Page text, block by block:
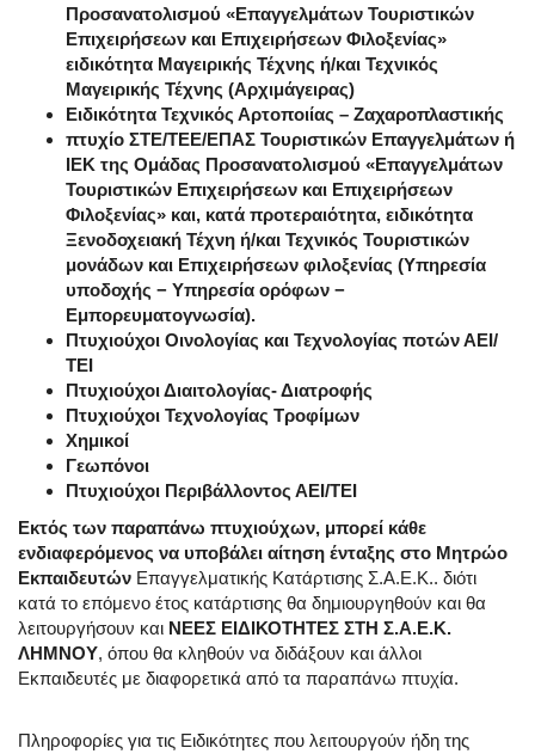
Προσανατολισμού «Επαγγελμάτων Τουριστικών
Επιχειρήσεων και Επιχειρήσεων Φιλοξενίας»
ειδικότητα Μαγειρικής Τέχνης ή/και Τεχνικός
Μαγειρικής Τέχνης (Αρχιμάγειρας)
Ειδικότητα Τεχνικός Αρτοποιίας – Ζαχαροπλαστικής
πτυχίο ΣΤΕ/ΤΕΕ/ΕΠΑΣ Τουριστικών Επαγγελμάτων ή
ΙΕΚ της Ομάδας Προσανατολισμού «Επαγγελμάτων
Τουριστικών Επιχειρήσεων και Επιχειρήσεων
Φιλοξενίας» και, κατά προτεραιότητα, ειδικότητα
Ξενοδοχειακή Τέχνη ή/και Τεχνικός Τουριστικών
μονάδων και Επιχειρήσεων φιλοξενίας (Υπηρεσία
υποδοχής − Υπηρεσία ορόφων −
Εμπορευματογνωσία).
Πτυχιούχοι Οινολογίας και Τεχνολογίας ποτών ΑΕΙ/
ΤΕΙ
Πτυχιούχοι Διαιτολογίας- Διατροφής
Πτυχιούχοι Τεχνολογίας Τροφίμων
Χημικοί
Γεωπόνοι
Πτυχιούχοι Περιβάλλοντος ΑΕΙ/ΤΕΙ
Εκτός των παραπάνω πτυχιούχων, μπορεί κάθε
ενδιαφερόμενος να υποβάλει αίτηση ένταξης στο Mητρώο
Εκπαιδευτών Επαγγελματικής Κατάρτισης Σ.Α.Ε.Κ.. διότι
κατά το επόμενο έτος κατάρτισης θα δημιουργηθούν και θα
λειτουργήσουν και ΝΕΕΣ ΕΙΔΙΚΟΤΗΤΕΣ ΣΤΗ Σ.Α.Ε.Κ.
ΛΗΜΝΟΥ, όπου θα κληθούν να διδάξουν και άλλοι
Εκπαιδευτές με διαφορετικά από τα παραπάνω πτυχία.
Πληροφορίες για τις Ειδικότητες που λειτουργούν ήδη της